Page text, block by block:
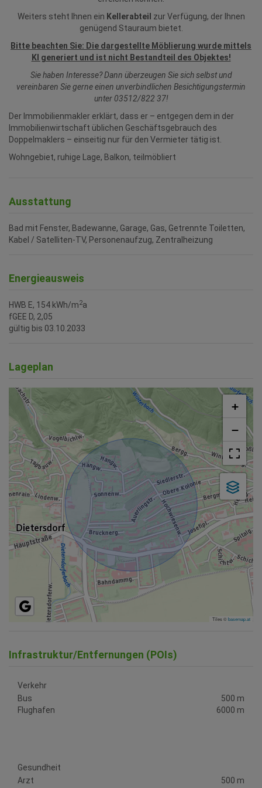
Weiters steht Ihnen ein Kellerabteil zur Verfügung, der Ihnen
genügend Stauraum bietet.
Bitte beachten Sie: Die dargestellte Möblierung wurde mittels
KI generiert und ist nicht Bestandteil des Objektes!
Sie haben Interesse? Dann überzeugen Sie sich selbst und
vereinbaren Sie gerne einen unverbindlichen Besichtigungstermin
unter 03512/822 37!
Der Immobilienmakler erklärt, dass er – entgegen dem in der
Immobilienwirtschaft üblichen Geschäftsgebrauch des
Doppelmaklers – einseitig nur für den Vermieter tätig ist.
Wohngebiet, ruhige Lage, Balkon, teilmöbliert
Ausstattung
Bad mit Fenster Badewanne Garage Gas Getrennte Toiletten
Kabel / Satelliten-TV Personenaufzug Zentralheizung
Energieausweis
HWB E, 154 kWh/m2a
fGEE D, 2,05
gültig bis 03.10.2033
Lageplan
+
−
Tiles ©basemap.at
Infrastruktur/Entfernungen (POIs)
Verkehr
Bus
500 m
Flughafen
6000 m
Gesundheit
Arzt
500 m